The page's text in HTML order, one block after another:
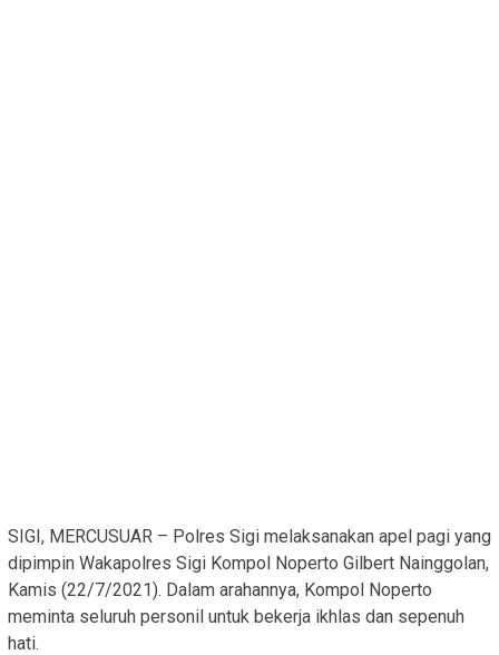
SIGI, MERCUSUAR – Polres Sigi melaksanakan apel pagi yang
dipimpin Wakapolres Sigi Kompol Noperto Gilbert Nainggolan,
Kamis (22/7/2021). Dalam arahannya, Kompol Noperto
meminta seluruh personil untuk bekerja ikhlas dan sepenuh
hati.